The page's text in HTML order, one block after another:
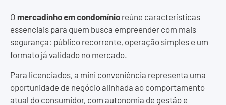
O mercadinho em condomínio reúne características
essenciais para quem busca empreender com mais
segurança: público recorrente, operação simples e um
formato já validado no mercado.
Para licenciados, a mini conveniência representa uma
oportunidade de negócio alinhada ao comportamento
atual do consumidor, com autonomia de gestão e